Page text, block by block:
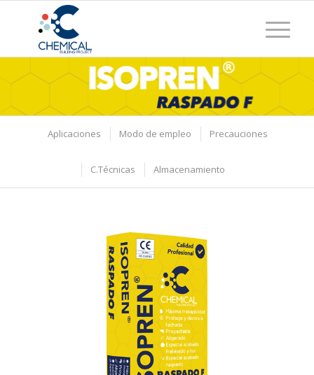
Aplicaciones Modo de empleo Precauciones
C.Técnicas Almacenamiento